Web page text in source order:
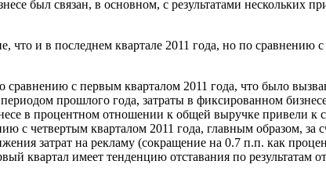
был связан, в основном, с результатами нескольких
и в последнем квартале 2011 года, но по
с первым кварталом 2011 года, что было
прошлого года, затраты в фиксированном
в процентном отношении к общей выручке привели
четвертым кварталом 2011 года, главным образом, за
затрат на рекламу (сокращение на 0.7 п.п. как
квартал имеет тенденцию отставания по результатам